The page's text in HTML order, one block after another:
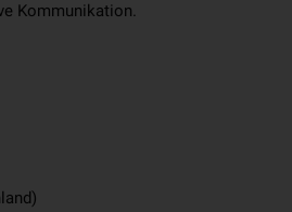
Kommunikation.